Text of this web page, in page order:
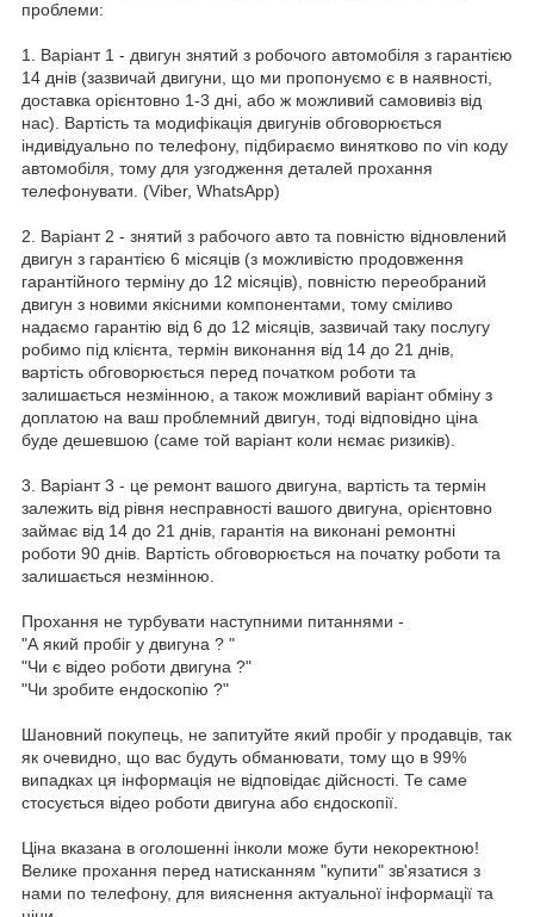
проблеми:
1. Варіант 1 - двигун знятий з робочого автомобіля з гарантією
14 днів (зазвичай двигуни, що ми пропонуємо є в наявності,
доставка орієнтовно 1-3 дні, або ж можливий самовивіз від
нас). Вартість та модифікація двигунів обговорюється
індивідуально по телефону, підбираємо винятково по vin коду
автомобіля, тому для узгодження деталей прохання
телефонувати. (Viber, WhatsApp)
2. Варіант 2 - знятий з рабочого авто та повністю відновлений
двигун з гарантією 6 місяців (з можливістю продовження
гарантійного терміну до 12 місяців), повністю переобраний
двигун з новими якісними компонентами, тому сміливо
надаємо гарантію від 6 до 12 місяців, зазвичай таку послугу
робимо під клієнта, термін виконання від 14 до 21 днів,
вартість обговорюється перед початком роботи та
залишається незмінною, а також можливий варіант обміну з
доплатою на ваш проблемний двигун, тоді відповідно ціна
буде дешевшою (саме той варіант коли нємає ризиків).
3. Варіант 3 - це ремонт вашого двигуна, вартість та термін
залежить від рівня несправності вашого двигуна, орієнтовно
займає від 14 до 21 днів, гарантія на виконані ремонтні
роботи 90 днів. Вартість обговорюється на початку роботи та
залишається незмінною.
Прохання не турбувати наступними питаннями -
"А який пробіг у двигуна ? "
"Чи є відео роботи двигуна ?"
"Чи зробите ендоскопію ?"
Шановний покупець, не запитуйте який пробіг у продавців, так
як очевидно, що вас будуть обманювати, тому що в 99%
випадках ця інформація не відповідає дійсності. Те саме
стосується відео роботи двигуна або єндоскопії.
Ціна вказана в оголошенні інколи може бути некоректною!
Велике прохання перед натисканням "купити" зв'язатися з
нами по телефону, для вияснення актуальної інформації та